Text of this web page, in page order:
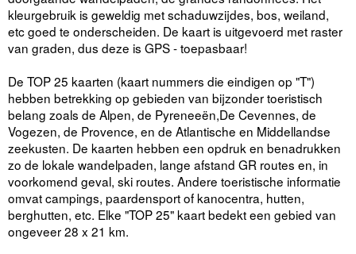
kleurgebruik is geweldig met schaduwzijdes, bos, weiland,
etc goed te onderscheiden. De kaart is uitgevoerd met raster
van graden, dus deze is GPS - toepasbaar!
De TOP 25 kaarten (kaart nummers die eindigen op "T")
hebben betrekking op gebieden van bijzonder toeristisch
belang zoals de Alpen, de Pyreneeën,De Cevennes, de
Vogezen, de Provence, en de Atlantische en Middellandse
zeekusten. De kaarten hebben een opdruk en benadrukken
zo de lokale wandelpaden, lange afstand GR routes en, in
voorkomend geval, ski routes. Andere toeristische informatie
omvat campings, paardensport of kanocentra, hutten,
berghutten, etc. Elke "TOP 25" kaart bedekt een gebied van
ongeveer 28 x 21 km.